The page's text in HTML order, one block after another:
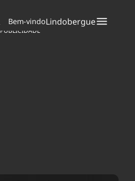
Indicadores
Bem-vindoLindobergue
PUBLICIDADE